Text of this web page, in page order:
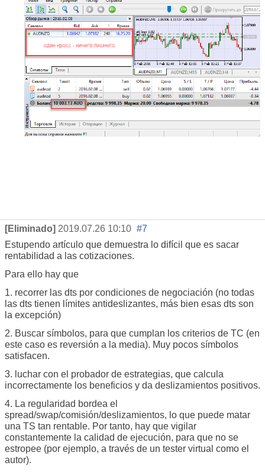
[Eliminado] 2019.07.26 10:10 #7
Estupendo artículo que demuestra lo difícil que es sacar
rentabilidad a las cotizaciones.
Para ello hay que
1. recorrer las dts por condiciones de negociación (no todas
las dts tienen límites antideslizantes, más bien esas dts son
la excepción)
2. Buscar símbolos, para que cumplan los criterios de TC (en
este caso es reversión a la media). Muy pocos símbolos
satisfacen.
3. luchar con el probador de estrategias, que calcula
incorrectamente los beneficios y da deslizamientos positivos.
4. La regularidad bordea el
spread/swap/comisión/deslizamientos, lo que puede matar
una TS tan rentable. Por tanto, hay que vigilar
constantemente la calidad de ejecución, para que no se
estropee (por ejemplo, a través de un tester virtual como el
autor).